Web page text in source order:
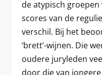
de atypisch groepen
scores van de
verschil. Bij het
‘brett’-wijnen. Die
oudere juryleden
door die van